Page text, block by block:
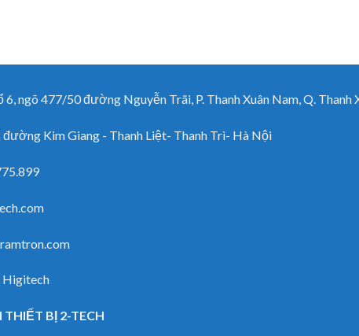
477/50 đường Nguyễn Trãi, P. Thanh Xuân Nam, Q. Thanh
Kim Giang - Thanh Liệt- Thanh Trì- Hà Nội
THIẾT BỊ 2-TECH